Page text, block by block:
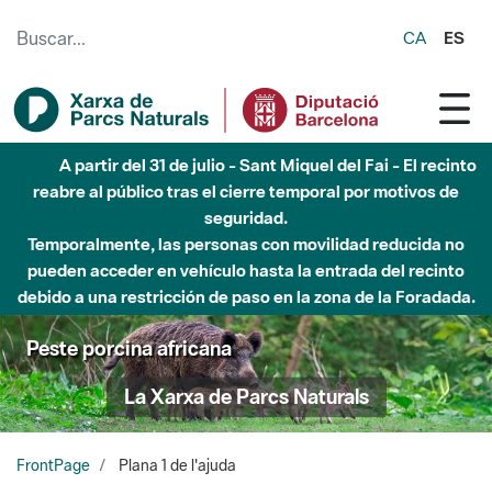
CA ES
A partir del 31 de julio - Sant Miquel del Fai - El recinto
reabre al público tras el cierre temporal por motivos de
seguridad.
Temporalmente, las personas con movilidad reducida no
pueden acceder en vehículo hasta la entrada del recinto
debido a una restricción de paso en la zona de la Foradada.
Peste porcina africana
La Xarxa de Parcs Naturals
FrontPage Plana 1 de l'ajuda